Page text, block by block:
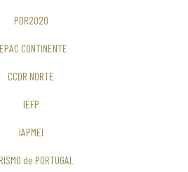
PDR2020
CONTINENTE
CCDR NORTE
IEFP
IAPMEI
de PORTUGAL